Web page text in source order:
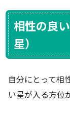
相性の良
星）
自分にとって相
い星が入る方位